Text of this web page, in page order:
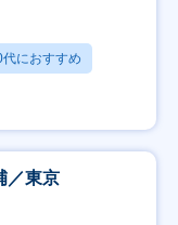
代におすすめ
／東京